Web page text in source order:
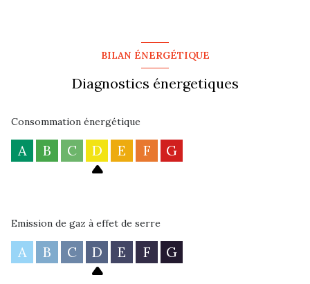
BILAN ÉNERGÉTIQUE
Diagnostics énergetiques
Consommation énergétique
A B C D E F G
Emission de gaz à effet de serre
A B C D E F G